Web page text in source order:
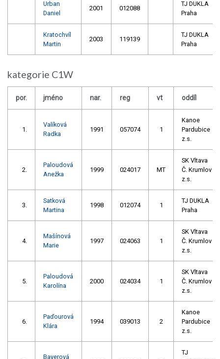
Urban
Daniel
2001 012088
TJ DUKLA
Praha
Kratochvíl
Martin
2003 119139
TJ DUKLA
Praha
kategorie C1W
por. jméno nar. reg vt oddíl
1.
Valíková
Radka
1991 057074 1
Kanoe
Pardubice
z.s.
2.
Paloudová
Anežka
1999 024017 MT
SK Vltava
Č. Krumlov
z.s.
3.
Satková
Martina
1998 012074 1
TJ DUKLA
Praha
4.
Mašínová
Marie
1997 024063 1
SK Vltava
Č. Krumlov
z.s.
5.
Paloudová
Karolína
2000 024034 1
SK Vltava
Č. Krumlov
z.s.
6.
Paďourová
Klára
1994 039013 2
Kanoe
Pardubice
z.s.
Bayerová
TJ